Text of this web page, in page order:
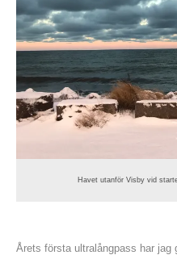
Havet utanför Visby vid
Årets första ultralångpass har jag